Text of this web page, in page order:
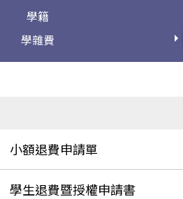
學籍
學雜費
小額退費申請單
學生退費暨授權申請書